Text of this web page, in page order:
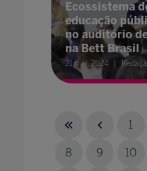
Ecossistema
educação
no auditório
na Bett Brasil
21 mai. 2024
1
8 9 10